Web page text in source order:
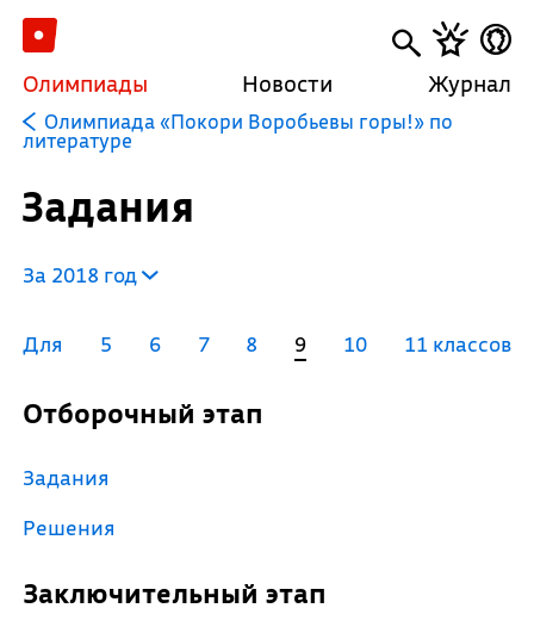
Олимпиады Новости Журнал
Олимпиада «Покори Воробьевы горы!» по
литературе
Задания
За 2018 год
Для 5 6 7 8 9 10 11 классов
Отборочный этап
Задания
Решения
Заключительный этап